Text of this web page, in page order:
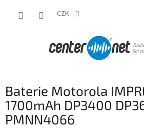
CZK
Baterie Motorola
1700mAh DP3400
PMNN4066